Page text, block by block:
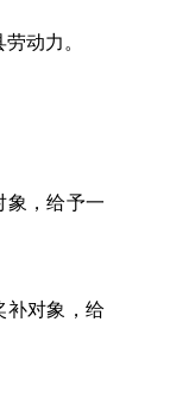
动力。
象，给予一
补对象，给